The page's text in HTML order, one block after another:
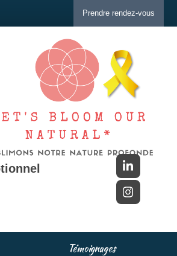
Prendre rendez-vous
Témoignages